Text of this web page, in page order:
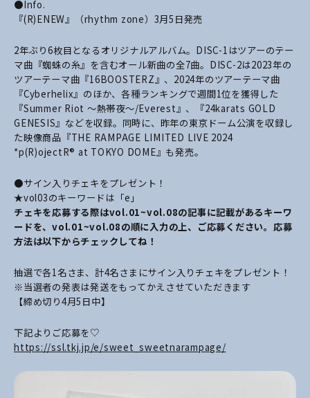
●Info.
『(R)ENEW』（rhythm zone）3月5日発売
2年ぶり6枚目となるオリジナルアルバム。DISC-1はツアーのテー
マ曲『蜘蛛の糸』を含むオール新曲の全7曲。DISC-2は2023年の
ツアーテーマ曲『16BOOSTERZ』、2024年のツアーテーマ曲
『Cyberhelix』のほか、各種ランキングで週間1位を獲得した
『Summer Riot 〜熱帯夜〜/Everest』、『24karats GOLD
GENESIS』などを収録。同時に、昨年の東京ドーム公演を収録し
た映像商品『THE RAMPAGE LIMITED LIVE 2024
*p(R)ojectR® at TOKYO DOME』も発売。
●サイン入りチェキをプレゼント！
★vol03のキーワードは「e」
チェキを応募する際はvol.01~vol.08の記事に記載があるキーワ
ードを、vol.01~vol.08の順に入力の上、ご応募ください。応募
方法は以下からチェックしてね！
抽選で各1名さま、計4名さまにサイン入りチェキをプレゼント！
※当選者の発表は発送をもってかえさせていただきます
【締め切り4月5日中】
下記よりご応募を♡
https://ssl.tkj.jp/e/sweet_sweetnarampage/